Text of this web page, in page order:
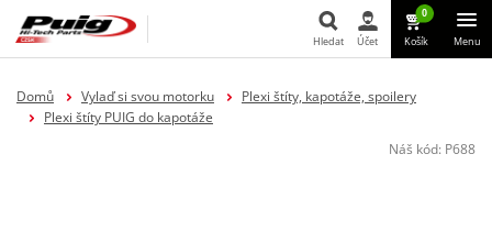
Hledat
Hledat Účet
0
Košík Menu
Domů Vylaď si svou motorku
Plexi štíty, kapotáže, spoilery
Plexi štíty PUIG do kapotáže
Náš kód: P688